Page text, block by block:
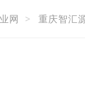
网 > 重庆智汇